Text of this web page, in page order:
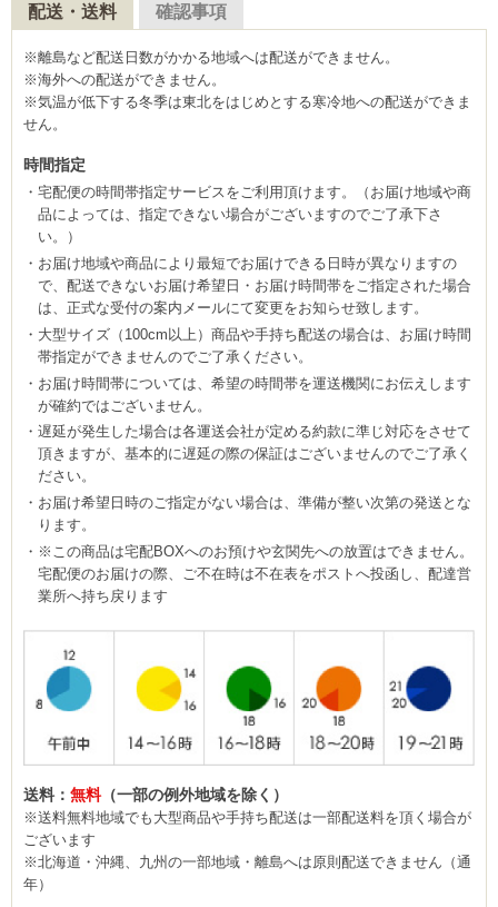
配送・送料 確認事項
※離島など配送日数がかかる地域へは配送ができません。
※海外への配送ができません。
※気温が低下する冬季は東北をはじめとする寒冷地への配送ができま
せん。
時間指定
宅配便の時間帯指定サービスをご利用頂けます。（お届け地域や商
品によっては、指定できない場合がございますのでご了承下さ
い。）
お届け地域や商品により最短でお届けできる日時が異なりますの
で、配送できないお届け希望日・お届け時間帯をご指定された場合
は、正式な受付の案内メールにて変更をお知らせ致します。
大型サイズ（100cm以上）商品や手持ち配送の場合は、お届け時間
帯指定ができませんのでご了承ください。
お届け時間帯については、希望の時間帯を運送機関にお伝えします
が確約ではございません。
遅延が発生した場合は各運送会社が定める約款に準じ対応をさせて
頂きますが、基本的に遅延の際の保証はございませんのでご了承く
ださい。
お届け希望日時のご指定がない場合は、準備が整い次第の発送とな
ります。
※この商品は宅配BOXへのお預けや玄関先への放置はできません。
宅配便のお届けの際、ご不在時は不在表をポストへ投函し、配達営
業所へ持ち戻ります
送料： 無料（一部の例外地域を除く）
※送料無料地域でも大型商品や手持ち配送は一部配送料を頂く場合が
ございます
※北海道・沖縄、九州の一部地域・離島へは原則配送できません（通
年）